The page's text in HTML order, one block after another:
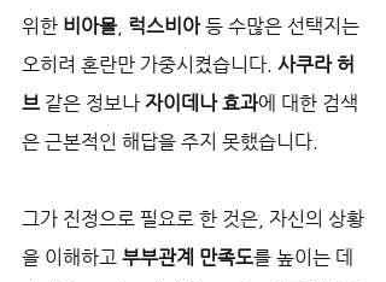
위한 비아몰 럭스비아 등 수많은 선택지는
오히려 혼란만 가중시켰습니다. 사쿠라 허
브 같은 정보나 자이데나 효과에 대한 검색
은 근본적인 해답을 주지 못했습니다.
그가 진정으로 필요로 한 것은, 자신의 상황
을 이해하고 부부관계 만족도를 높이는 데